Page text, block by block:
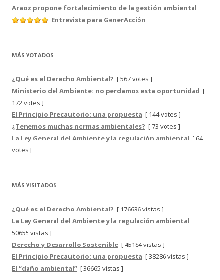
Araoz propone fortalecimiento de la gestión ambiental
Entrevista para GenerAcción
MÁS VOTADOS
¿Qué es el Derecho Ambiental? [ 567 votes ]
Ministerio del Ambiente: no perdamos esta oportunidad [
172 votes ]
El Principio Precautorio: una propuesta [ 144 votes ]
¿Tenemos muchas normas ambientales? [ 73 votes ]
La Ley General del Ambiente y la regulación ambiental [ 64
votes ]
MÁS VISITADOS
¿Qué es el Derecho Ambiental? [ 176636 vistas ]
La Ley General del Ambiente y la regulación ambiental [
50655 vistas ]
Derecho y Desarrollo Sostenible [ 45184 vistas ]
El Principio Precautorio: una propuesta [ 38286 vistas ]
El “daño ambiental” [ 36665 vistas ]